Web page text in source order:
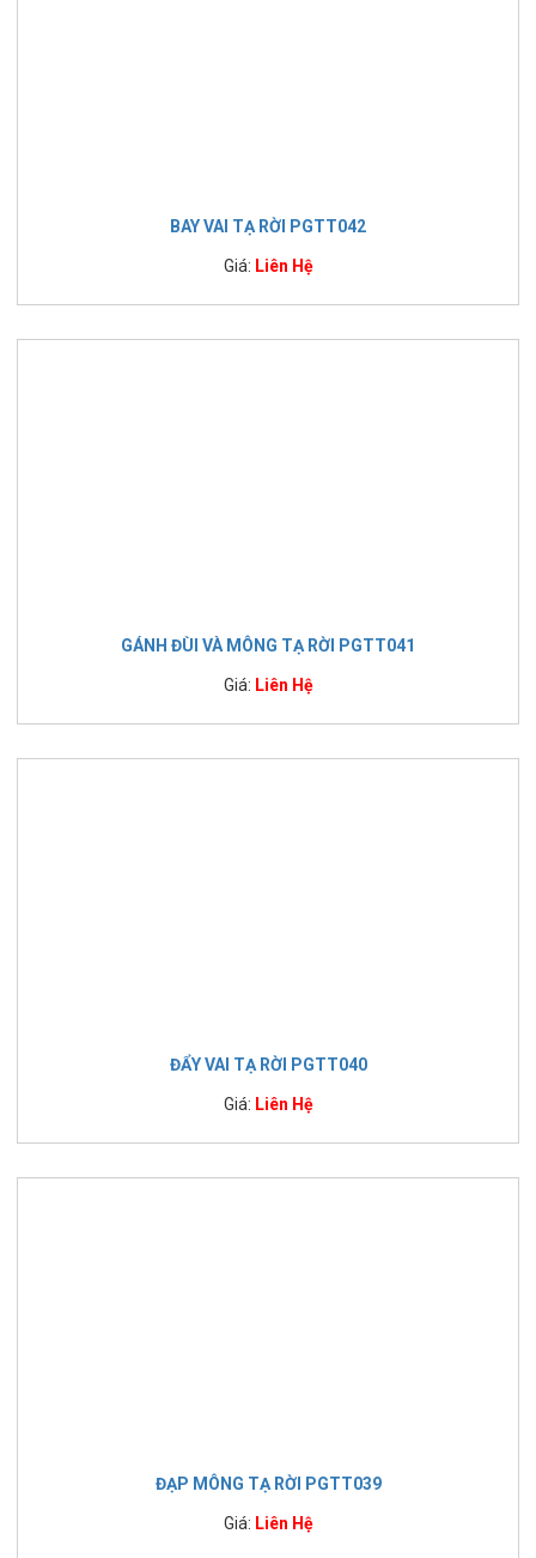
BAY VAI TẠ RỜI PGTT042
Giá: Liên Hệ
GÁNH ĐÙI VÀ MÔNG TẠ RỜI PGTT041
Giá: Liên Hệ
ĐẨY VAI TẠ RỜI PGTT040
Giá: Liên Hệ
ĐẠP MÔNG TẠ RỜI PGTT039
Giá: Liên Hệ